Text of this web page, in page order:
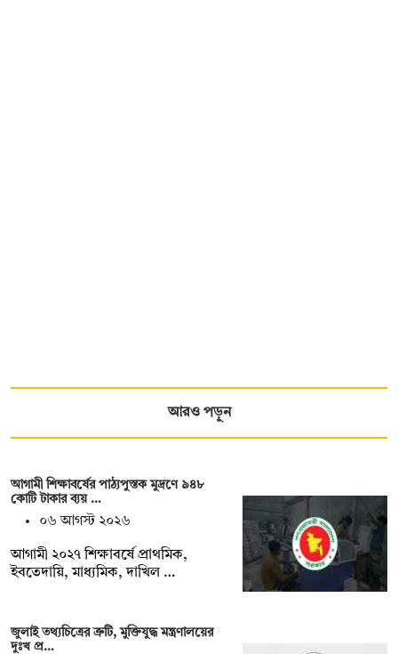
আরও পড়ুন
আগামী শিক্ষাবর্ষের পাঠ্যপুস্তক মুদ্রণে ৯৪৮
কোটি টাকার ব্যয় …
০৬ আগস্ট ২০২৬
আগামী ২০২৭ শিক্ষাবর্ষে প্রাথমিক,
ইবতেদায়ি, মাধ্যমিক, দাখিল …
জুলাই তথ্যচিত্রের ত্রুটি, মুক্তিযুদ্ধ মন্ত্রণালয়ের
দুঃখ প্র…